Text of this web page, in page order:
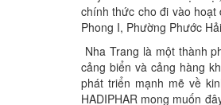
chính thức cho đi vào
Phong I, Phường Phước
Nha Trang là một thành
cảng biển và cảng hàng
phát triển mạnh mẽ về
HADIPHAR mong muốn